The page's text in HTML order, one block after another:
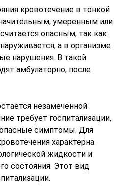
кровотечение в тонкой
умеренным или
опасным, так как
а в организме
нарушения. В такой
амбулаторно, после
незамеченной
требует госпитализации,
симптомы. Для
характерна
жидкости и
состояния. Этот вид